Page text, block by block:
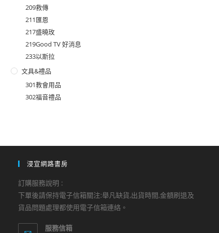
209救傳
211匯恩
217盛曉玫
219Good TV 好消息
233以斯拉
文具&禮品
301教會用品
302福音禮品
浸宣網路書房
訂購服務說明 :
下單後請保持電子信箱關注:舉凡缺貨,出貨時間,金額刷退及
貨品問題處理都使用電子信箱連絡。
服務信箱